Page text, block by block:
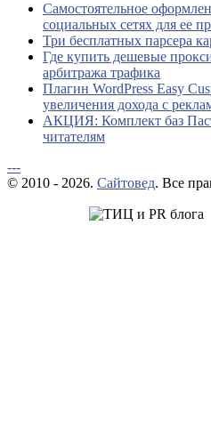
Самостоятельное
социальных сетях для ее
Три бесплатных парсера
Где купить дешевые
арбитража трафика
Плагин WordPress Easy
увеличения дохода с
АКЦИЯ: Комплект баз
читателям
---
© 2010 - 2026. Сайтовед. Все